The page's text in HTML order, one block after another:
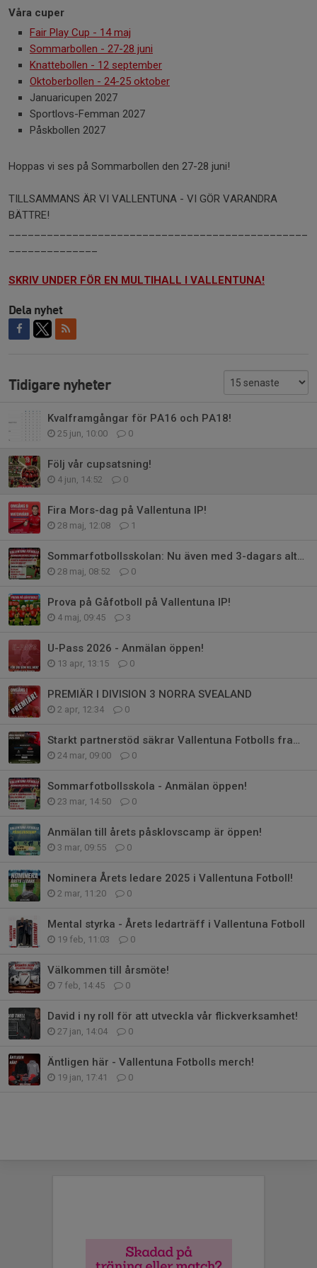
Våra cuper
Fair Play Cup - 14 maj
Sommarbollen - 27-28 juni
Knattebollen - 12 september
Oktoberbollen - 24-25 oktober
Januaricupen 2027
Sportlovs-Femman 2027
Påskbollen 2027
Hoppas vi ses på Sommarbollen den 27-28 juni!
TILLSAMMANS ÄR VI VALLENTUNA - VI GÖR VARANDRA
BÄTTRE!
SKRIV UNDER FÖR EN MULTIHALL I VALLENTUNA!
Dela nyhet
Tidigare nyheter
Kvalframgångar för PA16 och PA18!
25 jun, 10:00 0
Följ vår cupsatsning!
4 jun, 14:52 0
Fira Mors-dag på Vallentuna IP!
28 maj, 12:08 1
Sommarfotbollsskolan: Nu även med 3-dagars alternativ!
28 maj, 08:52 0
Prova på Gåfotboll på Vallentuna IP!
4 maj, 09:45 3
U-Pass 2026 - Anmälan öppen!
13 apr, 13:15 0
PREMIÄR I DIVISION 3 NORRA SVEALAND
2 apr, 12:34 0
Starkt partnerstöd säkrar Vallentuna Fotbolls framtid 2026–2029
24 mar, 09:00 0
Sommarfotbollsskola - Anmälan öppen!
23 mar, 14:50 0
Anmälan till årets påsklovscamp är öppen!
3 mar, 09:55 0
Nominera Årets ledare 2025 i Vallentuna Fotboll!
2 mar, 11:20 0
Mental styrka - Årets ledarträff i Vallentuna Fotboll
19 feb, 11:03 0
Välkommen till årsmöte!
7 feb, 14:45 0
David i ny roll för att utveckla vår flickverksamhet!
27 jan, 14:04 0
Äntligen här - Vallentuna Fotbolls merch!
19 jan, 17:41 0